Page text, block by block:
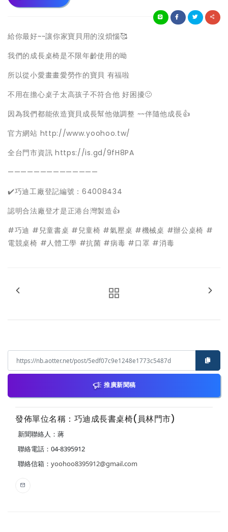
給你最好~~讓你家寶貝用的沒煩惱🥰
我們的成長桌椅是不限年齡使用的呦
所以從小愛畫畫愛勞作的寶貝 有福啦
不用在擔心桌子太高孩子不符合他 好困擾🙁
因為我們都能依造寶貝成長幫他做調整 ~~伴隨他成長👍
官方網站 http://www.yoohoo.tw/
全台門市資訊 https://is.gd/9fH8PA
——————————————
✔️巧迪工廠登記編號：64008434
認明合法廠登才是正港台灣製造👍
#巧迪 #兒童書桌 #兒童椅 #氣壓桌 #機械桌 #辦公桌椅 #
電競桌椅 #人體工學 #抗菌 #病毒 #口罩 #消毒
推廣新聞稿
發佈單位名稱：巧迪成長書桌椅(員林門市)
新聞聯絡人：蔣
聯絡電話：04-8395912
聯絡信箱： yoohoo8395912@gmail.com